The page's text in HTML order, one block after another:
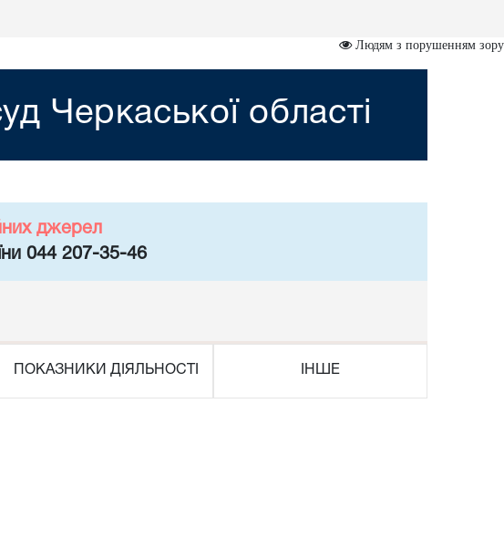
Людям з порушенням зору
Черкаської області
джерел
044 207-35-46
ПОКАЗНИКИ ДІЯЛЬНОСТІ ІНШЕ